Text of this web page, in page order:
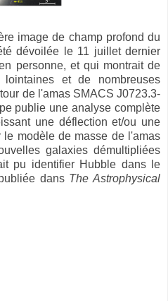
image de champ profond du
dévoilée le 11 juillet dernier
personne, et qui montrait de
lointaines et de nombreuses
de l'amas SMACS J0723.3-
publie une analyse complète
une déflection et/ou une
modèle de masse de l'amas
galaxies démultipliées
pu identifier Hubble dans le
dans The Astrophysical